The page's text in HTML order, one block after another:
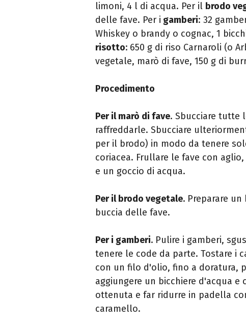
limoni, 4 l di acqua. Per il brodo
delle fave. Per i gamberi: 32
Whiskey o brandy o cognac, 1
risotto: 650 g di riso Carnaroli (o
vegetale, marò di fave, 150 g di
Procedimento
Per il marò di fave. Sbucciare tutte
raffreddarle. Sbucciare
per il brodo) in modo da tenere
coriacea. Frullare le fave con
e un goccio di acqua.
Per il brodo vegetale. Preparare
buccia delle fave.
Per i gamberi. Pulire i gamberi,
tenere le code da parte. Tostare i
con un filo d'olio, fino a doratura,
aggiungere un bicchiere d'acqua e
ottenuta e far ridurre in padella
caramello.